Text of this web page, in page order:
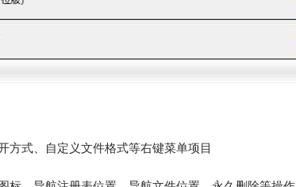
方式、自定义文件格式等右键菜单项目